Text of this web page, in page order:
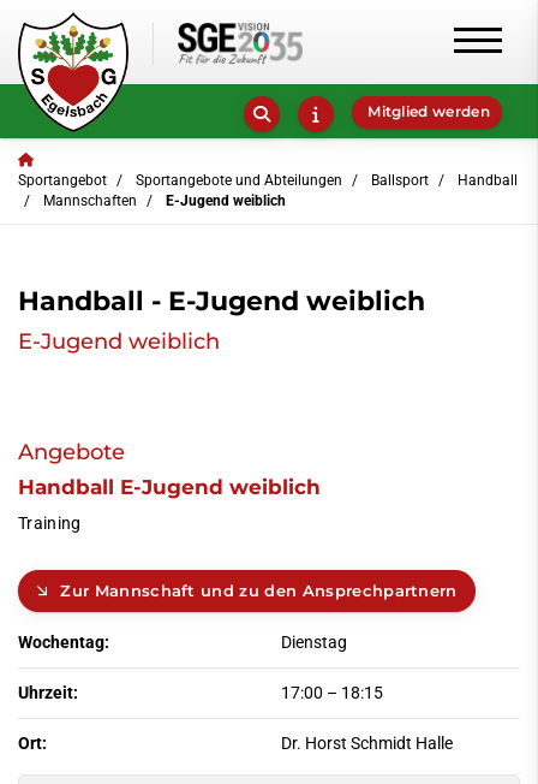
Mitglied werden
Sportangebot Sportangebote und Abteilungen Ballsport
Handball
Mannschaften
E-Jugend weiblich
Handball - E-Jugend weiblich
E-Jugend weiblich
Angebote
Handball E-Jugend weiblich
Training
Zur Mannschaft und zu den Ansprechpartnern
Wochentag: Dienstag
Uhrzeit: 17:00 – 18:15
Ort: Dr. Horst Schmidt Halle